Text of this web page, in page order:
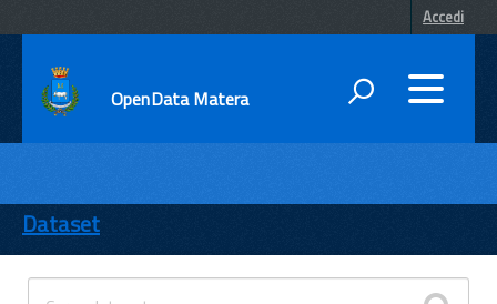
Accedi
OpenData Matera
ENTI
TEMI
INFORMAZIONI
Dataset